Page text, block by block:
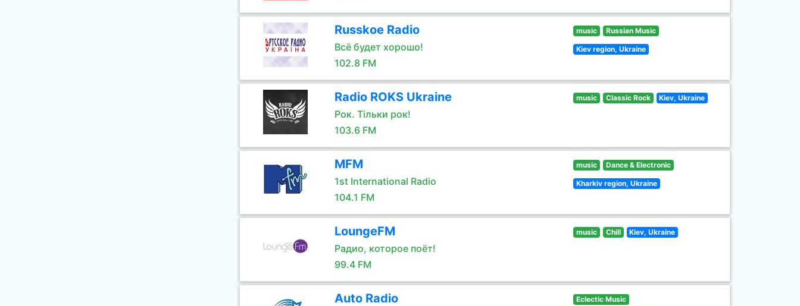
Russkoe Radio
Всё будет хорошо!
102.8 FM
music Russian Music
Kiev region, Ukraine
Radio ROKS Ukraine
Рок. Тільки рок!
103.6 FM
music Classic Rock Kiev, Ukraine
MFM
1st International Radio
104.1 FM
music Dance & Electronic
Kharkiv region, Ukraine
LoungeFM
Радио, которое поёт!
99.4 FM
music Chill Kiev, Ukraine
Auto Radio Eclectic Music